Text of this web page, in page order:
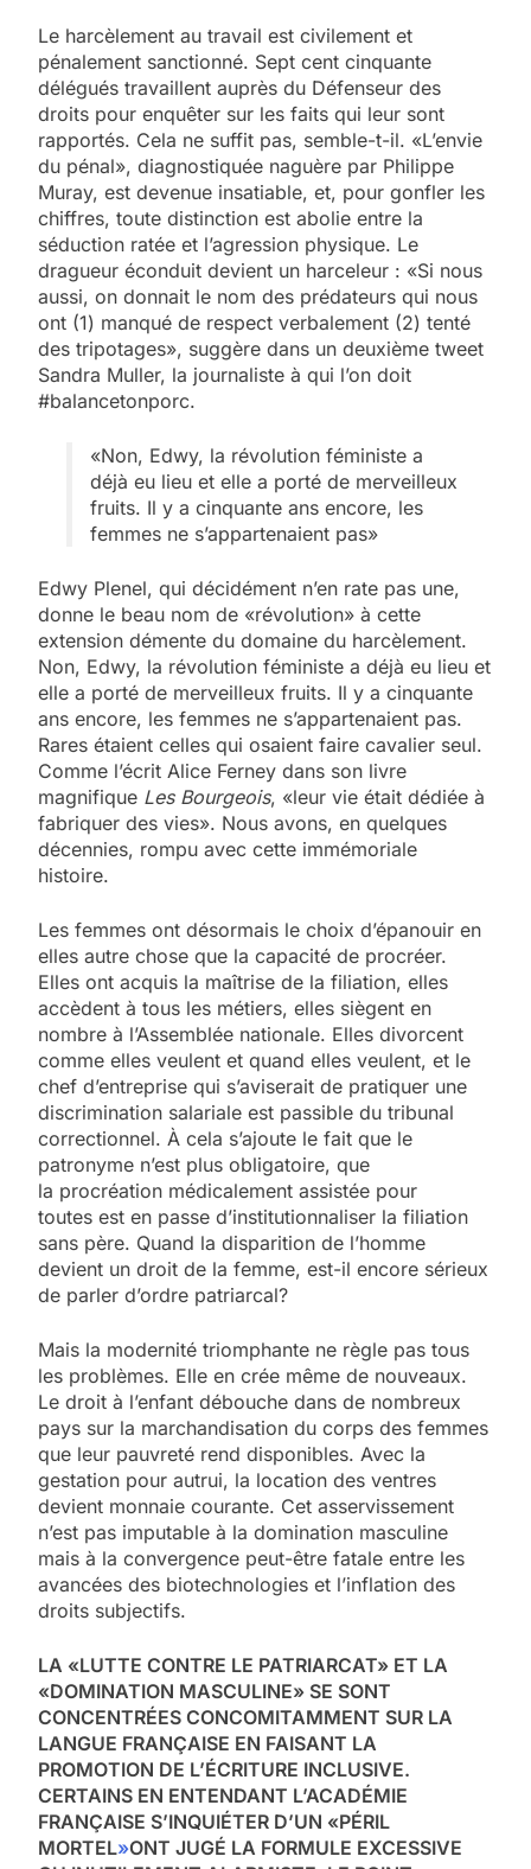
Le harcèlement au travail est civilement et
pénalement sanctionné. Sept cent cinquante
délégués travaillent auprès du Défenseur des
droits pour enquêter sur les faits qui leur sont
rapportés. Cela ne suffit pas, semble-t-il. «L’envie
du pénal», diagnostiquée naguère par Philippe
Muray, est devenue insatiable, et, pour gonfler les
chiffres, toute distinction est abolie entre la
séduction ratée et l’agression physique. Le
dragueur éconduit devient un harceleur : «Si nous
aussi, on donnait le nom des prédateurs qui nous
ont (1) manqué de respect verbalement (2) tenté
des tripotages», suggère dans un deuxième tweet
Sandra Muller, la journaliste à qui l’on doit
#balancetonporc.
«Non, Edwy, la révolution féministe a
déjà eu lieu et elle a porté de merveilleux
fruits. Il y a cinquante ans encore, les
femmes ne s’appartenaient pas»
Edwy Plenel, qui décidément n’en rate pas une,
donne le beau nom de «révolution» à cette
extension démente du domaine du harcèlement.
Non, Edwy, la révolution féministe a déjà eu lieu et
elle a porté de merveilleux fruits. Il y a cinquante
ans encore, les femmes ne s’appartenaient pas.
Rares étaient celles qui osaient faire cavalier seul.
Comme l’écrit Alice Ferney dans son livre
magnifique Les Bourgeois, «leur vie était dédiée à
fabriquer des vies». Nous avons, en quelques
décennies, rompu avec cette immémoriale
histoire.
Les femmes ont désormais le choix d’épanouir en
elles autre chose que la capacité de procréer.
Elles ont acquis la maîtrise de la filiation, elles
accèdent à tous les métiers, elles siègent en
nombre à l’Assemblée nationale. Elles divorcent
comme elles veulent et quand elles veulent, et le
chef d’entreprise qui s’aviserait de pratiquer une
discrimination salariale est passible du tribunal
correctionnel. À cela s’ajoute le fait que le
patronyme n’est plus obligatoire, que
la procréation médicalement assistée pour
toutes est en passe d’institutionnaliser la filiation
sans père. Quand la disparition de l’homme
devient un droit de la femme, est-il encore sérieux
de parler d’ordre patriarcal?
Mais la modernité triomphante ne règle pas tous
les problèmes. Elle en crée même de nouveaux.
Le droit à l’enfant débouche dans de nombreux
pays sur la marchandisation du corps des femmes
que leur pauvreté rend disponibles. Avec la
gestation pour autrui, la location des ventres
devient monnaie courante. Cet asservissement
n’est pas imputable à la domination masculine
mais à la convergence peut-être fatale entre les
avancées des biotechnologies et l’inflation des
droits subjectifs.
LA «LUTTE CONTRE LE PATRIARCAT» ET LA
«DOMINATION MASCULINE» SE SONT
CONCENTRÉES CONCOMITAMMENT SUR LA
LANGUE FRANÇAISE EN FAISANT LA
PROMOTION DE L’ÉCRITURE INCLUSIVE.
CERTAINS EN ENTENDANT L’ACADÉMIE
FRANÇAISE S’INQUIÉTER D’UN «PÉRIL
MORTEL»ONT JUGÉ LA FORMULE EXCESSIVE